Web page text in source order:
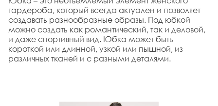
гардероба, который всегда актуален и позволяет
создавать разнообразные образы. Под юбкой
можно создать как романтический, так и деловой,
и даже спортивный вид. Юбка может быть
короткой или длинной, узкой или пышной, из
различных тканей и с разными деталями.